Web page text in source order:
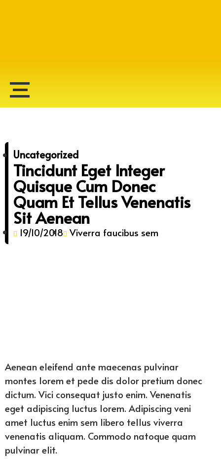
Uncategorized
Tincidunt Eget Integer
Quisque Cum Donec
Quam Et Tellus Venenatis
Sit Aenean
19/10/2018 Viverra faucibus sem
Aenean eleifend ante maecenas pulvinar
montes lorem et pede dis dolor pretium donec
dictum. Vici consequat justo enim. Venenatis
eget adipiscing luctus lorem. Adipiscing veni
amet luctus enim sem libero tellus viverra
venenatis aliquam. Commodo natoque quam
pulvinar elit.